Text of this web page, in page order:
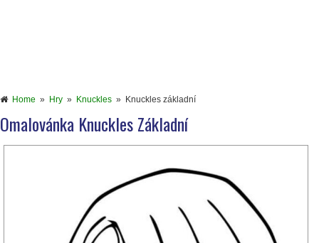
Home » Hry » Knuckles » Knuckles základní
Omalovánka Knuckles Základní